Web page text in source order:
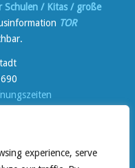
experience, serve
Schulen / Kitas / große
TOR